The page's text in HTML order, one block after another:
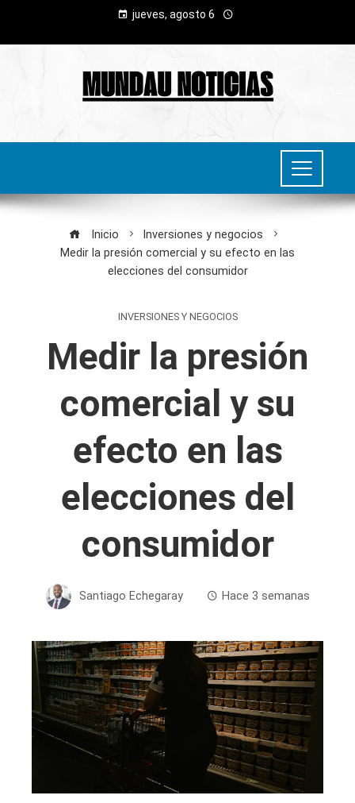
jueves, agosto 6
Inicio
Inversiones y negocios
Medir la presión comercial y su efecto en las
elecciones del consumidor
INVERSIONES Y NEGOCIOS
Medir la presión
comercial y su
efecto en las
elecciones del
consumidor
Santiago Echegaray Hace 3 semanas